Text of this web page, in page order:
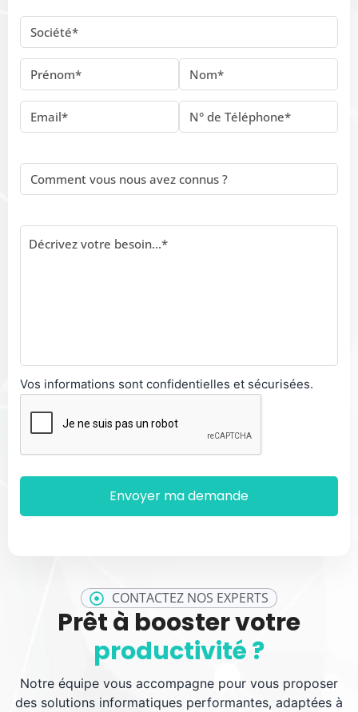
CONTACTEZ NOS EXPERTS
Prêt à booster votre
productivité ?
Notre équipe vous accompagne pour vous proposer
des solutions informatiques performantes, adaptées à
Vos informations sont confidentielles et sécurisées.